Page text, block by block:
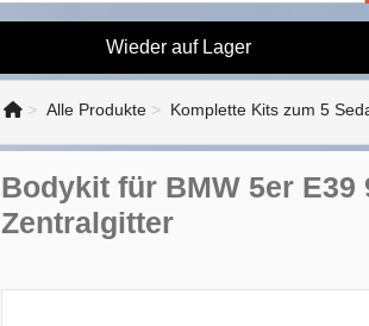
Wieder auf Lager
Alle Produkte Komplette Kits zum 5
Bodykit für BMW 5er E39
Zentralgitter